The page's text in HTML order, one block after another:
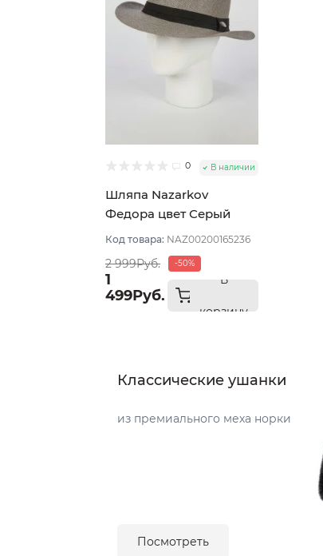
0 В наличии
Шляпа Nazarkov
Федора цвет Серый
размер 57-58
Код товара: NAZ00200165236
2 999Руб. -50%
1
499Руб.
В
корзину
Классические ушанки
из премиального меха норки
Посмотреть